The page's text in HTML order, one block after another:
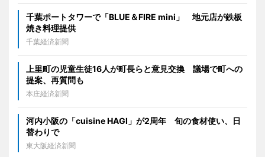
千葉ポートタワーで「BLUE＆FIRE mini」 地元店が鉄板
焼き料理提供
千葉経済新聞
上里町の児童生徒16人が町長らと意見交換 議場で町への
提案、再質問も
本庄経済新聞
河内小阪の「cuisine HAGI」が2周年 旬の食材使い、日
替わりで
東大阪経済新聞